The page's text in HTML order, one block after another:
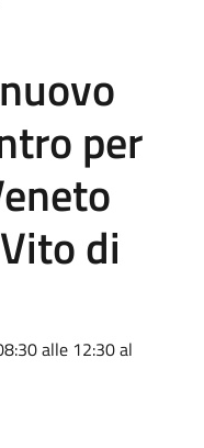
per
di
alle 12:30 al